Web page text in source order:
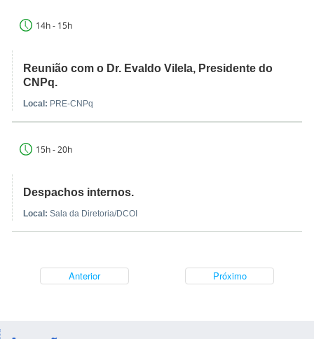
14h - 15h
Reunião com o Dr. Evaldo Vilela, Presidente do
CNPq.
Local: PRE-CNPq
15h - 20h
Despachos internos.
Local: Sala da Diretoria/DCOI
Anterior Próximo